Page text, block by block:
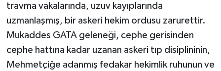
travma vakalarında, uzuv kayıplarında
uzmanlaşmış, bir askeri hekim ordusu zarurettir.
Mukaddes GATA geleneği, cephe gerisinden
cephe hattına kadar uzanan askeri tıp disiplininin,
Mehmetçiğe adanmış fedakar hekimlik ruhunun ve